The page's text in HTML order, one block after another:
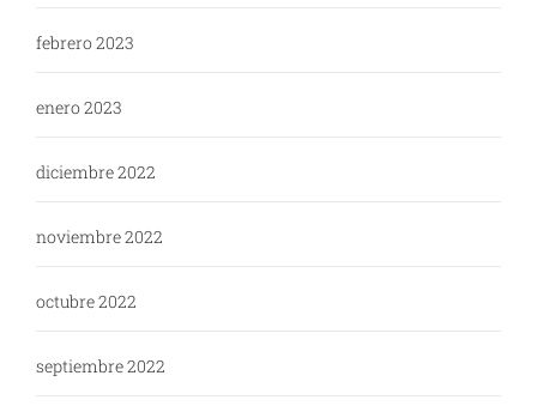
febrero 2023
enero 2023
diciembre 2022
noviembre 2022
octubre 2022
septiembre 2022